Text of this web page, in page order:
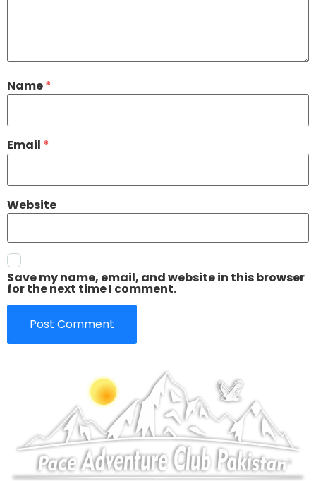
Name*
Email *
Website
Save my name, email, and website in this browser
for the next time I comment.